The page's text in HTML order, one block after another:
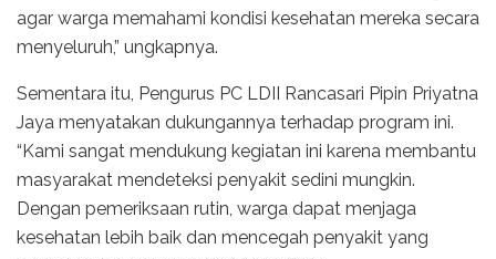
agar warga memahami kondisi kesehatan mereka secara
menyeluruh,” ungkapnya.
Sementara itu, Pengurus PC LDII Rancasari Pipin Priyatna
Jaya menyatakan dukungannya terhadap program ini.
“Kami sangat mendukung kegiatan ini karena membantu
masyarakat mendeteksi penyakit sedini mungkin.
Dengan pemeriksaan rutin, warga dapat menjaga
kesehatan lebih baik dan mencegah penyakit yang